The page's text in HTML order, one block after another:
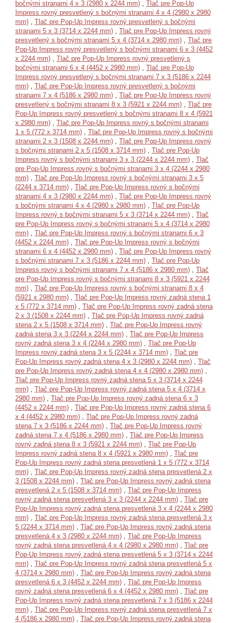
bočnými stranami 4 x 3 (2980 x 2244 mm) , Tlač pre Pop-Up
Impress rovný presvetlený s bočnými stranami 4 x 4 (2980 x 2980
mm) , Tlač pre Pop-Up Impress rovný presvetlený s bočnými
stranami 5 x 3 (3714 x 2244 mm) , Tlač pre Pop-Up Impress rovný
presvetlený s bočnými stranami 5 x 4 (3714 x 2980 mm) , Tlač pre
Pop-Up Impress rovný presvetlený s bočnými stranami 6 x 3 (4452
x 2244 mm) , Tlač pre Pop-Up Impress rovný presvetlený s
bočnými stranami 6 x 4 (4452 x 2980 mm) , Tlač pre Pop-Up
Impress rovný presvetlený s bočnými stranami 7 x 3 (5186 x 2244
mm) , Tlač pre Pop-Up Impress rovný presvetlený s bočnými
stranami 7 x 4 (5186 x 2980 mm) , Tlač pre Pop-Up Impress rovný
presvetlený s bočnými stranami 8 x 3 (5921 x 2244 mm) , Tlač pre
Pop-Up Impress rovný presvetlený s bočnými stranami 8 x 4 (5921
x 2980 mm) , Tlač pre Pop-Up Impress rovný s bočnými stranami
1 x 5 (772 x 3714 mm) , Tlač pre Pop-Up Impress rovný s bočnými
stranami 2 x 3 (1508 x 2244 mm) , Tlač pre Pop-Up Impress rovný
s bočnými stranami 2 x 5 (1508 x 3714 mm) , Tlač pre Pop-Up
Impress rovný s bočnými stranami 3 x 3 (2244 x 2244 mm) , Tlač
pre Pop-Up Impress rovný s bočnými stranami 3 x 4 (2244 x 2980
mm) , Tlač pre Pop-Up Impress rovný s bočnými stranami 3 x 5
(2244 x 3714 mm) , Tlač pre Pop-Up Impress rovný s bočnými
stranami 4 x 3 (2980 x 2244 mm) , Tlač pre Pop-Up Impress rovný
s bočnými stranami 4 x 4 (2980 x 2980 mm) , Tlač pre Pop-Up
Impress rovný s bočnými stranami 5 x 3 (3714 x 2244 mm) , Tlač
pre Pop-Up Impress rovný s bočnými stranami 5 x 4 (3714 x 2980
mm) , Tlač pre Pop-Up Impress rovný s bočnými stranami 6 x 3
(4452 x 2244 mm) , Tlač pre Pop-Up Impress rovný s bočnými
stranami 6 x 4 (4452 x 2980 mm) , Tlač pre Pop-Up Impress rovný
s bočnými stranami 7 x 3 (5186 x 2244 mm) , Tlač pre Pop-Up
Impress rovný s bočnými stranami 7 x 4 (5186 x 2980 mm) , Tlač
pre Pop-Up Impress rovný s bočnými stranami 8 x 3 (5921 x 2244
mm) , Tlač pre Pop-Up Impress rovný s bočnými stranami 8 x 4
(5921 x 2980 mm) , Tlač pre Pop-Up Impress rovný zadná stena 1
x 5 (772 x 3714 mm) , Tlač pre Pop-Up Impress rovný zadná stena
2 x 3 (1508 x 2244 mm) , Tlač pre Pop-Up Impress rovný zadná
stena 2 x 5 (1508 x 3714 mm) , Tlač pre Pop-Up Impress rovný
zadná stena 3 x 3 (2244 x 2244 mm) , Tlač pre Pop-Up Impress
rovný zadná stena 3 x 4 (2244 x 2980 mm) , Tlač pre Pop-Up
Impress rovný zadná stena 3 x 5 (2244 x 3714 mm) , Tlač pre
Pop-Up Impress rovný zadná stena 4 x 3 (2980 x 2244 mm) , Tlač
pre Pop-Up Impress rovný zadná stena 4 x 4 (2980 x 2980 mm) ,
Tlač pre Pop-Up Impress rovný zadná stena 5 x 3 (3714 x 2244
mm) , Tlač pre Pop-Up Impress rovný zadná stena 5 x 4 (3714 x
2980 mm) , Tlač pre Pop-Up Impress rovný zadná stena 6 x 3
(4452 x 2244 mm) , Tlač pre Pop-Up Impress rovný zadná stena 6
x 4 (4452 x 2980 mm) , Tlač pre Pop-Up Impress rovný zadná
stena 7 x 3 (5186 x 2244 mm) , Tlač pre Pop-Up Impress rovný
zadná stena 7 x 4 (5186 x 2980 mm) , Tlač pre Pop-Up Impress
rovný zadná stena 8 x 3 (5921 x 2244 mm) , Tlač pre Pop-Up
Impress rovný zadná stena 8 x 4 (5921 x 2980 mm) , Tlač pre
Pop-Up Impress rovný zadná stena presvetlená 1 x 5 (772 x 3714
mm) , Tlač pre Pop-Up Impress rovný zadná stena presvetlená 2 x
3 (1508 x 2244 mm) , Tlač pre Pop-Up Impress rovný zadná stena
presvetlená 2 x 5 (1508 x 3714 mm) , Tlač pre Pop-Up Impress
rovný zadná stena presvetlená 3 x 3 (2244 x 2244 mm) , Tlač pre
Pop-Up Impress rovný zadná stena presvetlená 3 x 4 (2244 x 2980
mm) , Tlač pre Pop-Up Impress rovný zadná stena presvetlená 3 x
5 (2244 x 3714 mm) , Tlač pre Pop-Up Impress rovný zadná stena
presvetlená 4 x 3 (2980 x 2244 mm) , Tlač pre Pop-Up Impress
rovný zadná stena presvetlená 4 x 4 (2980 x 2980 mm) , Tlač pre
Pop-Up Impress rovný zadná stena presvetlená 5 x 3 (3714 x 2244
mm) , Tlač pre Pop-Up Impress rovný zadná stena presvetlená 5 x
4 (3714 x 2980 mm) , Tlač pre Pop-Up Impress rovný zadná stena
presvetlená 6 x 3 (4452 x 2244 mm) , Tlač pre Pop-Up Impress
rovný zadná stena presvetlená 6 x 4 (4452 x 2980 mm) , Tlač pre
Pop-Up Impress rovný zadná stena presvetlená 7 x 3 (5186 x 2244
mm) , Tlač pre Pop-Up Impress rovný zadná stena presvetlená 7 x
4 (5186 x 2980 mm) , Tlač pre Pop-Up Impress rovný zadná stena